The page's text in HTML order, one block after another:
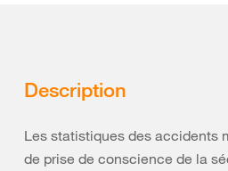
Description
Les statistiques des accidents
de prise de conscience de la